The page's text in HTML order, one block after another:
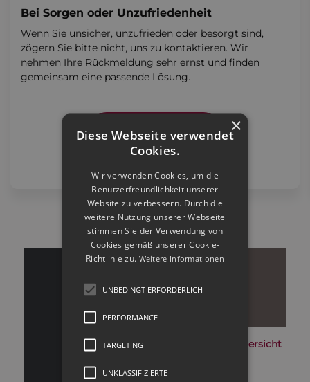
Bei Sorgen oder Unzufriedenheit
Wenn Sie unsicher, unzufrieden oder besorgt sind,
zögern Sie bitte nicht, uns zu kontaktieren. Wir
nehmen Ihre Rückmeldung sehr ernst und finden
gemeinsam eine passende Lösung.
Verlaufskontrolle buchen
Abrechnung erfolgt individuell nach GOÄ.
Behandlungsübersicht
×
Diese Webseite verwendet
Cookies.
Wir verwenden Cookies, um die
Benutzerfreundlichkeit unserer
Website zu verbessern. Durch die
weitere Nutzung unserer Webseite
stimmen Sie der Verwendung von
Cookies gemäß unserer Cookie-
Richtlinie zu. Weitere Informationen
UNBEDINGT ERFORDERLICH
PERFORMANCE
TARGETING
UNKLASSIFIZIERTE